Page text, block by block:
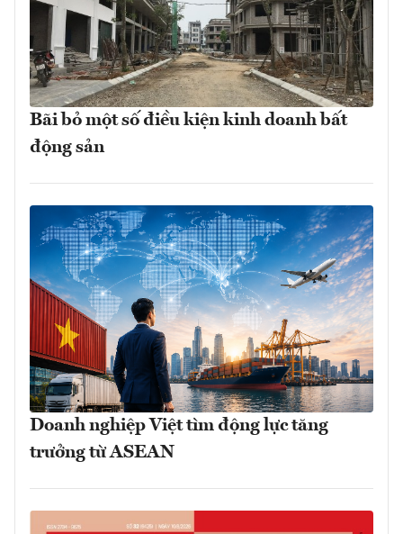
Bãi bỏ một số điều kiện kinh doanh bất
động sản
Doanh nghiệp Việt tìm động lực tăng
trưởng từ ASEAN